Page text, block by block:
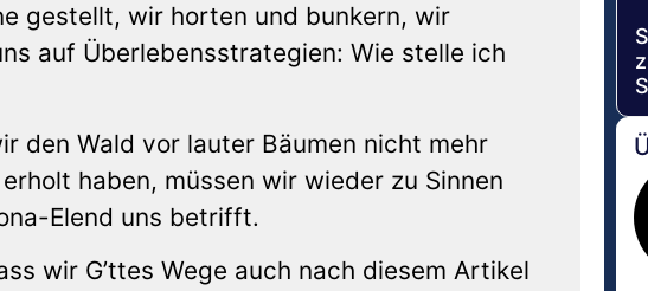
gestellt, wir horten und bunkern, wir
auf Überlebensstrategien: Wie stelle ich
den Wald vor lauter Bäumen nicht mehr
haben, müssen wir wieder zu Sinnen
Elend uns betrifft.
wir G’ttes Wege auch nach diesem Artikel